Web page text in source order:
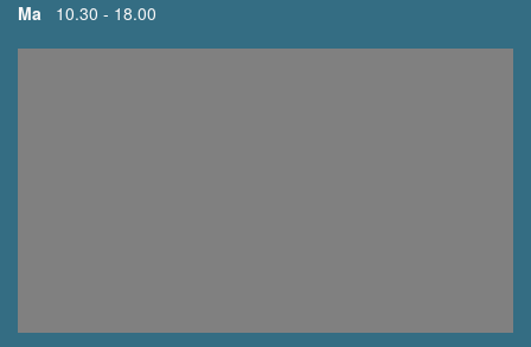
Ma
10.30 - 18.00